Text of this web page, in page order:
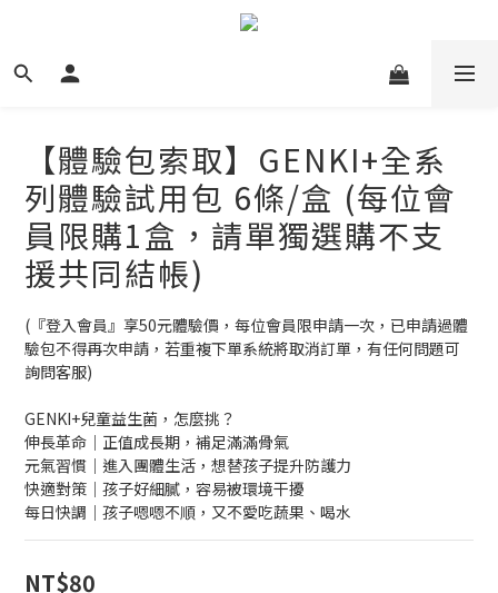
【體驗包索取】GENKI+全系
列體驗試用包 6條/盒 (每位會
員限購1盒，請單獨選購不支
援共同結帳)
(『登入會員』享50元體驗價，每位會員限申請一次，已申請過體
驗包不得再次申請，若重複下單系統將取消訂單，有任何問題可
詢問客服)
GENKI+兒童益生菌，怎麼挑？
伸長革命｜正值成長期，補足滿滿骨氣
元氣習慣｜進入團體生活，想替孩子提升防護力
快適對策｜孩子好細膩，容易被環境干擾
每日快調｜孩子嗯嗯不順，又不愛吃蔬果、喝水
NT$80